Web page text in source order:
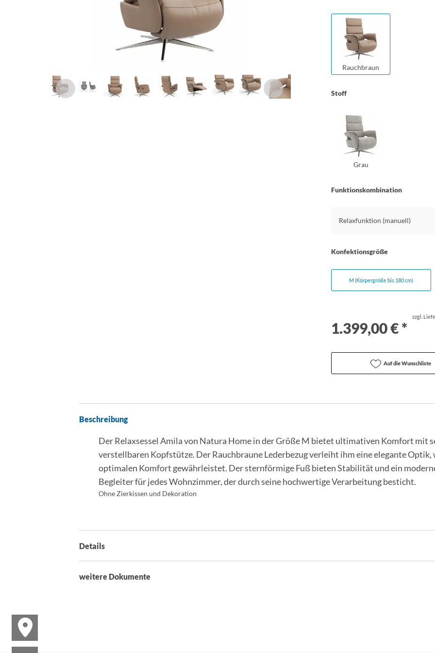
Rauchbraun
Stoff
Grau
Funktionskombination
Relaxfunktion (manuell)
Konfektionsgröße
M (Körpergröße bis 180 cm)
1.399,00 € *
zzgl.
Auf die Wunschliste
Beschreibung
Der Relaxsessel Amila von Natura Home in der Größe M bietet ultimativen Komfort mit
verstellbaren Kopfstütze. Der Rauchbraune Lederbezug verleiht ihm eine elegante Optik,
optimalen Komfort gewährleistet. Der sternförmige Fuß bieten Stabilität und ein
Begleiter für jedes Wohnzimmer, der durch seine hochwertige Verarbeitung besticht.
Ohne Zierkissen und Dekoration
Details
weitere Dokumente